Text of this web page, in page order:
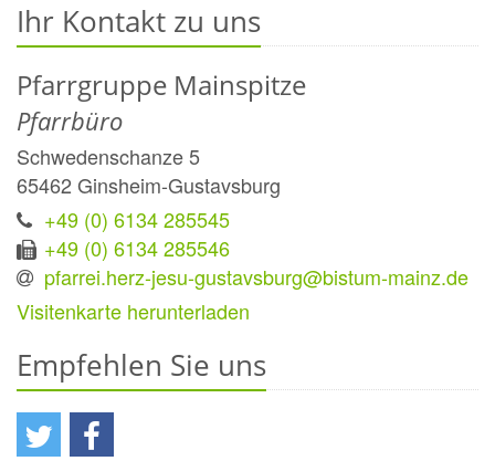
Ihr Kontakt zu uns
Pfarrgruppe Mainspitze
Pfarrbüro
Schwedenschanze 5
65462 Ginsheim-Gustavsburg
+49 (0) 6134 285545
+49 (0) 6134 285546
pfarrei.herz-jesu-gustavsburg@bistum-mainz.de
Visitenkarte herunterladen
Empfehlen Sie uns